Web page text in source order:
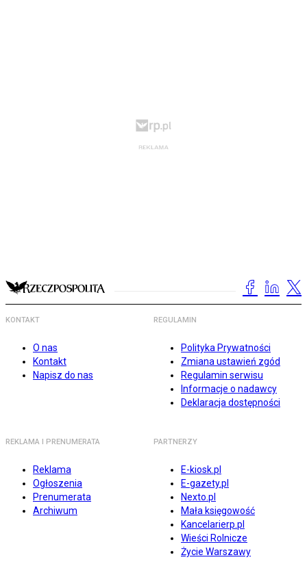
KONTAKT
O nas
Kontakt
Napisz do nas
REGULAMIN
Polityka Prywatności
Zmiana ustawień zgód
Regulamin serwisu
Informacje o nadawcy
Deklaracja dostępności
REKLAMA I PRENUMERATA
Reklama
Ogłoszenia
Prenumerata
Archiwum
PARTNERZY
E-kiosk.pl
E-gazety.pl
Nexto.pl
Mała księgowość
Kancelarierp.pl
Wieści Rolnicze
Życie Warszawy